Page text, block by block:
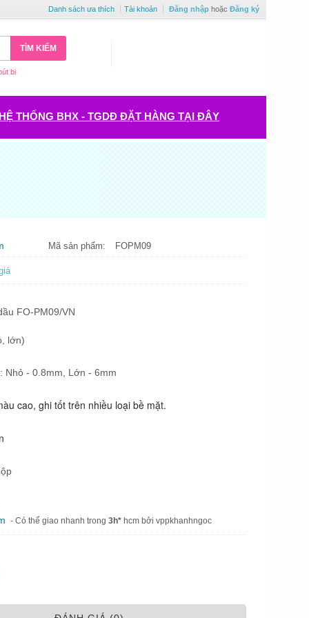
Danh sách ưa thích Tài khoản Đăng nhập hoặc Đăng ký
TÌM KIẾM
bi
HỆ THỐNG BHX - TGDĐ ĐẶT HÀNG TẠI ĐÂY
Mã sản phẩm: FOPM09
FO-PM09/VN
lớn)
Nhỏ - 0.8mm, Lớn - 6mm
cao, ghi tốt trên nhiều loại bề mặt.
- Có thể giao nhanh trong 3h* hcm bởi vppkhanhngoc